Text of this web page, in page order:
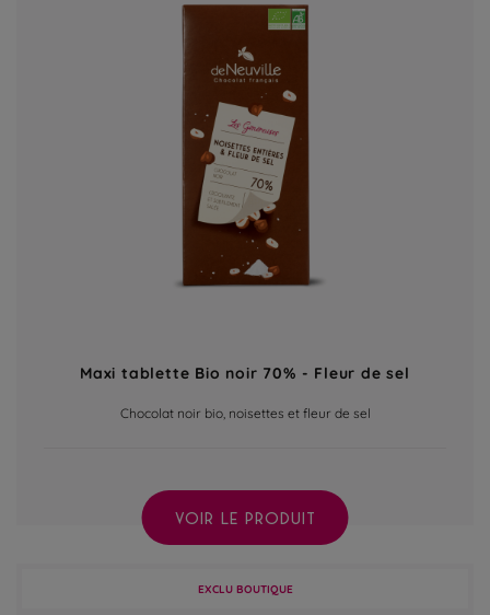
Maxi tablette Bio noir 70% - Fleur de sel
Chocolat noir bio, noisettes et fleur de sel
VOIR LE PRODUIT
EXCLU BOUTIQUE